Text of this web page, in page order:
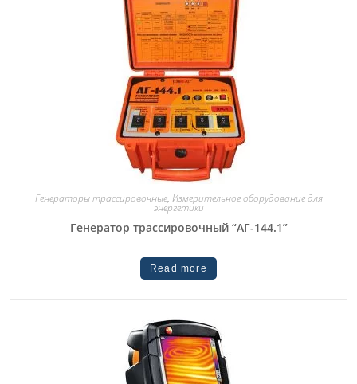
Генераторы трассировочные, Измерительное оборудование для
энергетики
Генератор трассировочный “АГ-144.1”
Read more